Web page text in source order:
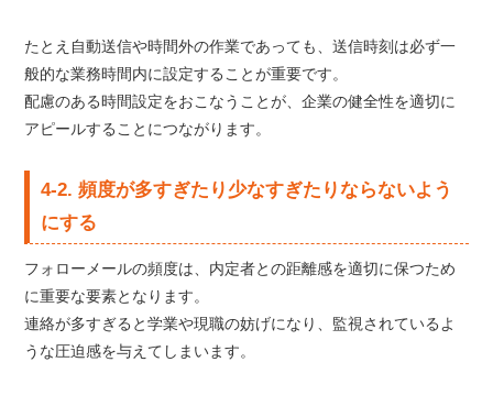
たとえ自動送信や時間外の作業であっても、送信時刻は必ず一
般的な業務時間内に設定することが重要です。
配慮のある時間設定をおこなうことが、企業の健全性を適切に
アピールすることにつながります。
4-2. 頻度が多すぎたり少なすぎたりならないよう
にする
フォローメールの頻度は、内定者との距離感を適切に保つため
に重要な要素となります。
連絡が多すぎると学業や現職の妨げになり、監視されているよ
うな圧迫感を与えてしまいます。